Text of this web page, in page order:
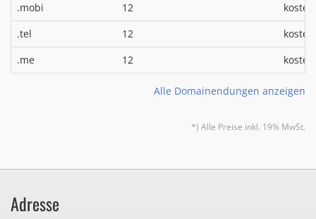
.mobi
12
.tel
12
.me
12
Alle Domainendungen anzeigen
*) Alle Preise inkl. 19% MwSt.
Adresse